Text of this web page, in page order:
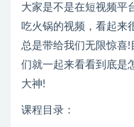
大家是不是在短视频平
吃火锅的视频，看起来
总是带给我们无限惊喜
们就一起来看看到底是
大神!
课程目录：